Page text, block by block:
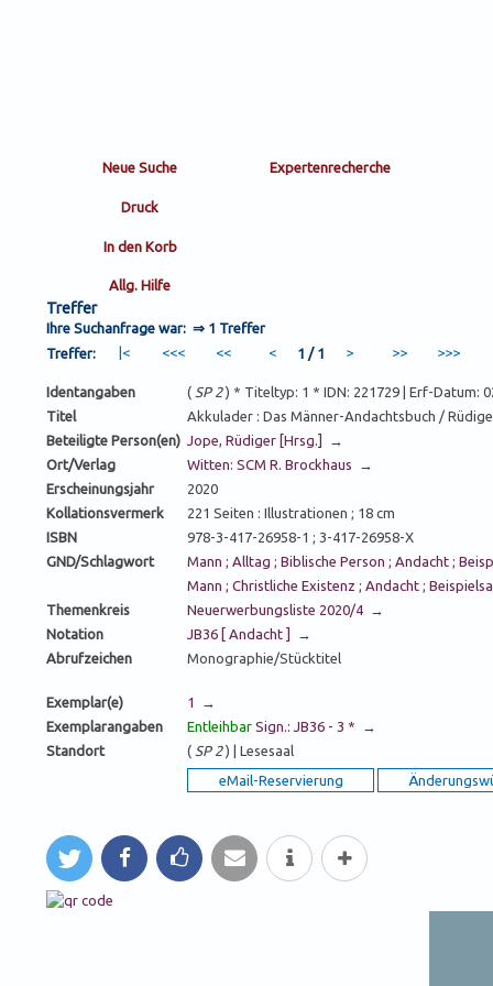
Treffer
Ihre Suchanfrage war: ⇒ 1 Treffer
Treffer:
1 / 1
Identangaben ( SP 2) * Titeltyp: 1 * IDN: 221729 | Erf-Datum:
Titel
Akkulader : Das Männer-Andachtsbuch /
Beteiligte Person(en) Jope, Rüdiger [Hrsg.] →
Ort/Verlag
Witten: SCM R. Brockhaus →
Erscheinungsjahr
2020
Kollationsvermerk
221 Seiten : Illustrationen ; 18 cm
ISBN
978-3-417-26958-1 ; 3-417-26958-X
GND/Schlagwort
Mann ; Alltag ; Biblische Person ; Andacht ;
Mann ; Christliche Existenz ; Andacht ;
Themenkreis
Neuerwerbungsliste 2020/4 →
Notation
JB36 [ Andacht ] →
Abrufzeichen
Monographie/Stücktitel
Exemplar(e)
1 →
Exemplarangaben
Entleihbar Sign.: JB36 - 3 * →
Standort
( SP 2) | Lesesaal
tweet teilen